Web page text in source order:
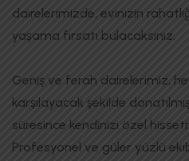
dairelerimizde, evinizin
yaşama fırsatı bulacaksınız.
Geniş ve ferah dairelerimiz,
karşılayacak şekilde
süresince kendinizi özel
Profesyonel ve güler yüzlü